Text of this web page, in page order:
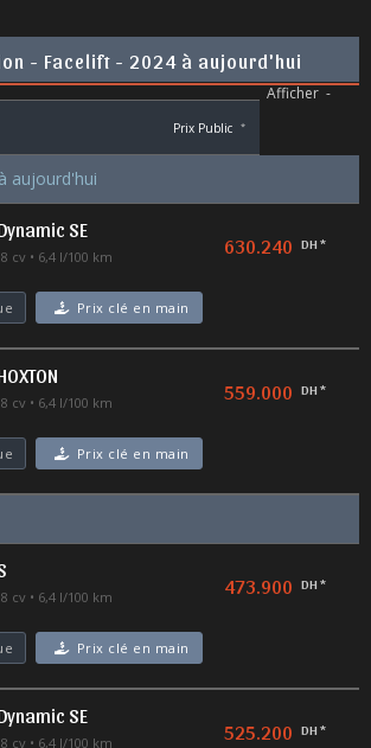
- Facelift - 2024 à aujourd'hui
Afficher -
Prix Public *
aujourd'hui
SE
8 cv 6,4 l/100 km 630.240 DH *
Prix clé en main
8 cv 6,4 l/100 km 559.000 DH *
Prix clé en main
8 cv 6,4 l/100 km 473.900 DH *
Prix clé en main
SE
8 cv 6,4 l/100 km 525.200 DH *